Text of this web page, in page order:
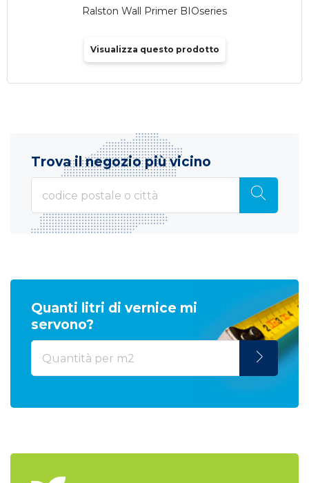
Ralston Wall Primer BIOseries
Visualizza questo prodotto
Trova il negozio più vicino
Quanti litri di vernice mi
servono?